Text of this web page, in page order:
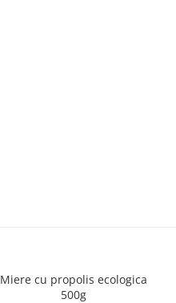
Miere cu propolis ecologica
500g